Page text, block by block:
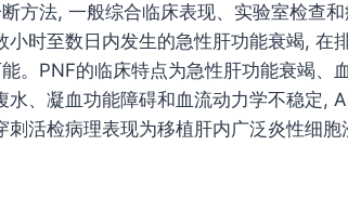
方法, 一般综合临床表现、实验室检查
小时至数日内发生的急性肝功能衰竭, 在
。PNF的临床特点为急性肝功能衰竭、
水、凝血功能障碍和血流动力学不稳定,
活检病理表现为移植肝内广泛炎性细胞